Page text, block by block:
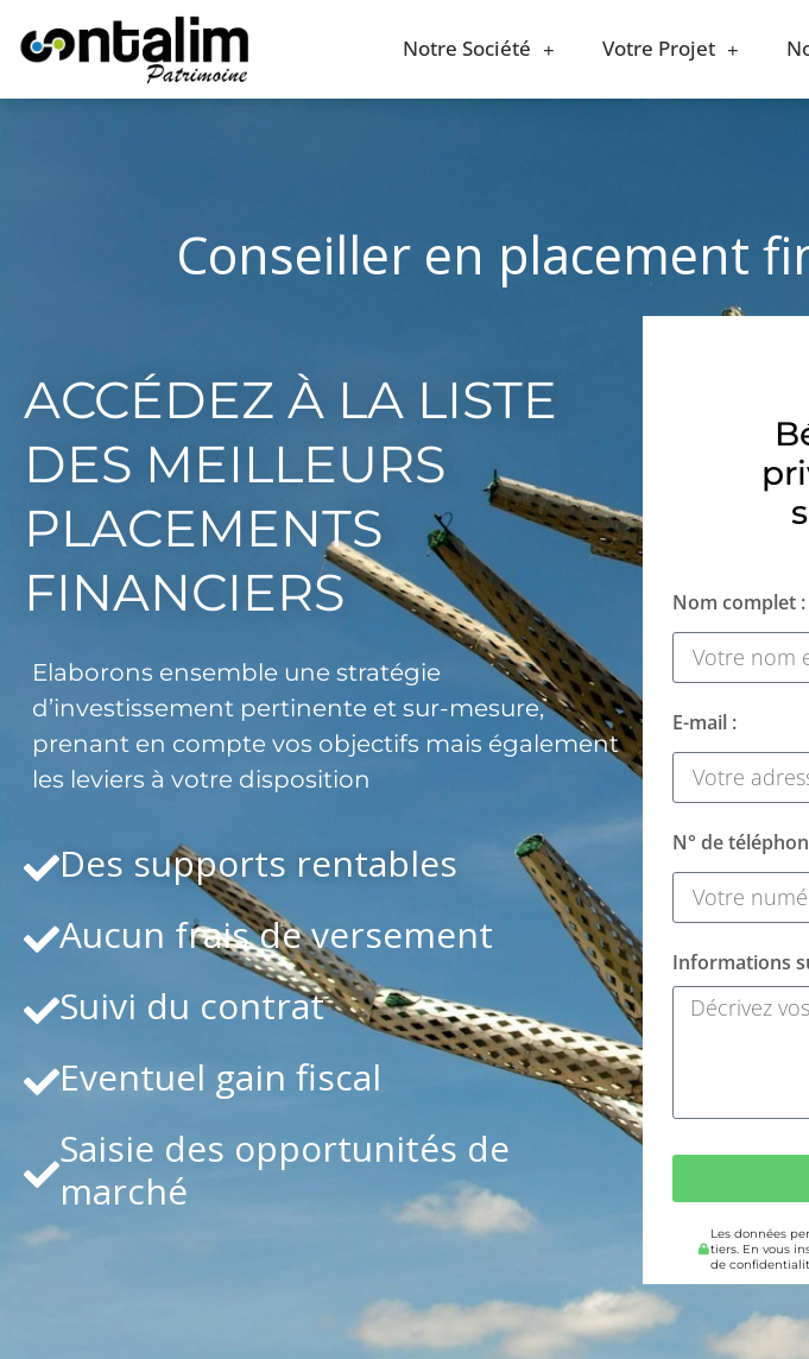
Notre Société Votre Projet
Conseiller en placement
ACCÉDEZ À LA LISTE
DES MEILLEURS
PLACEMENTS
FINANCIERS
Elaborons ensemble une stratégie
d’investissement pertinente et sur-mesure,
prenant en compte vos objectifs mais également
les leviers à votre disposition
Des supports rentables
Aucun frais de versement
Suivi du contrat
Eventuel gain fiscal
Saisie des opportunités de
marché
Nom complet :
E-mail :
N° de
Informations
Les données
tiers. En vous
de